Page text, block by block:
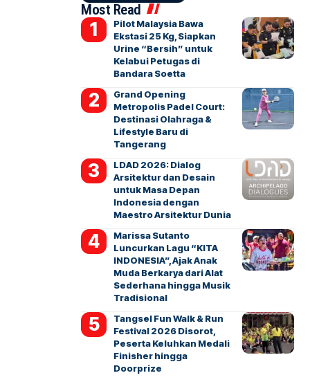
Most Read
Pilot Malaysia Bawa
Ekstasi 25 Kg, Siapkan
Urine “Bersih” untuk
Kelabui Petugas di
Bandara Soetta
Grand Opening
Metropolis Padel Court:
Destinasi Olahraga &
Lifestyle Baru di
Tangerang
LDAD 2026: Dialog
Arsitektur dan Desain
untuk Masa Depan
Indonesia dengan
Maestro Arsitektur Dunia
Marissa Sutanto
Luncurkan Lagu “KITA
INDONESIA”, Ajak Anak
Muda Berkarya dari Alat
Sederhana hingga Musik
Tradisional
Tangsel Fun Walk & Run
Festival 2026 Disorot,
Peserta Keluhkan Medali
Finisher hingga
Doorprize